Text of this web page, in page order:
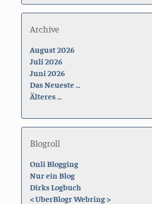
Archive
August 2026
Juli 2026
Juni 2026
Das Neueste ...
Älteres ...
Blogroll
Onli Blogging
Nur ein Blog
Dirks Logbuch
<UberBlogr Webring>